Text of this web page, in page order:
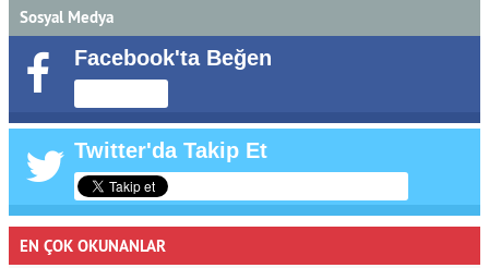
Sosyal Medya
Facebook'ta Beğen
Twitter'da Takip Et
EN ÇOK OKUNANLAR